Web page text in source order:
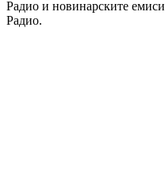
Радио и новинарските
Радио.